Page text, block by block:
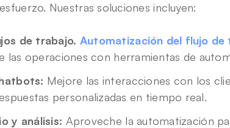
Nuestras soluciones incluyen:
de trabajo. Automatización del flujo de
las operaciones con herramientas de
Mejore las interacciones con los
personalizadas en tiempo real.
y análisis: Aproveche la automatización